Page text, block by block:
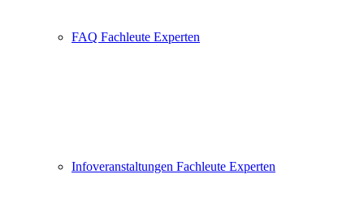
FAQ Fachleute Experten
Infoveranstaltungen Fachleute Experten